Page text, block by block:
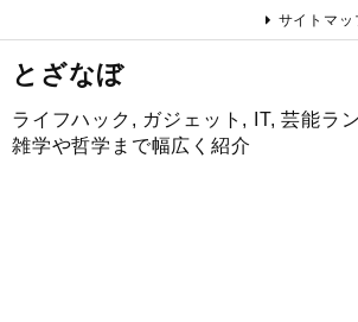
とざなぼ
ライフハック, ガジェット, IT, 芸能ラ
雑学や哲学まで幅広く紹介
サイトマッ